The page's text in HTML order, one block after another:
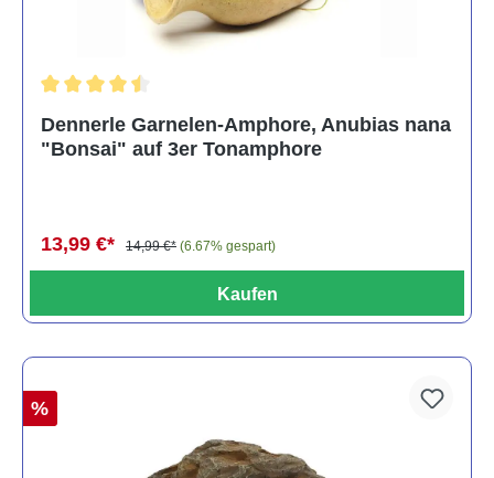
Dennerle Garnelen-Amphore, Anubias nana
"Bonsai" auf 3er Tonamphore
13,99 €* 14,99 €* (6.67% gespart)
Kaufen
%